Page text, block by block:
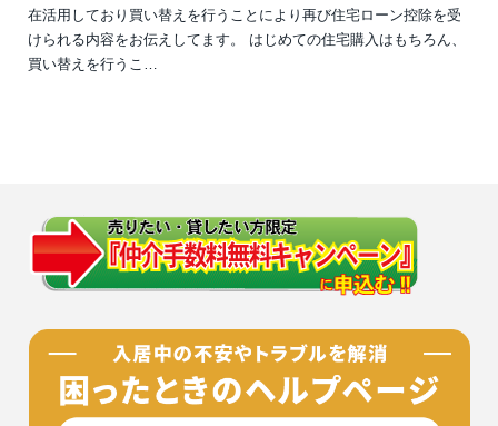
在活用しており買い替えを行うことにより再び住宅ローン控除を受
けられる内容をお伝えしてます。 はじめての住宅購入はもちろん、
買い替えを行うこ…